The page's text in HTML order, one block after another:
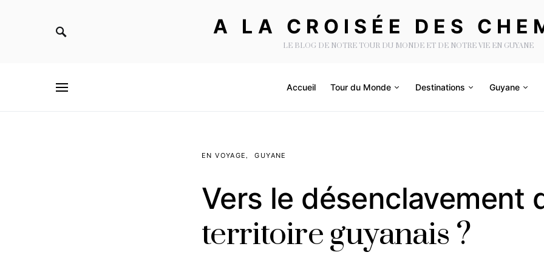
A LA CROISÉE DES
LE BLOG DE NOTRE TOUR DU MONDE ET DE NOTRE VIE EN GUYANE
Accueil Tour du Monde Destinations Guyane
EN VOYAGE GUYANE
Vers le désenclavement
territoire guyanais ?